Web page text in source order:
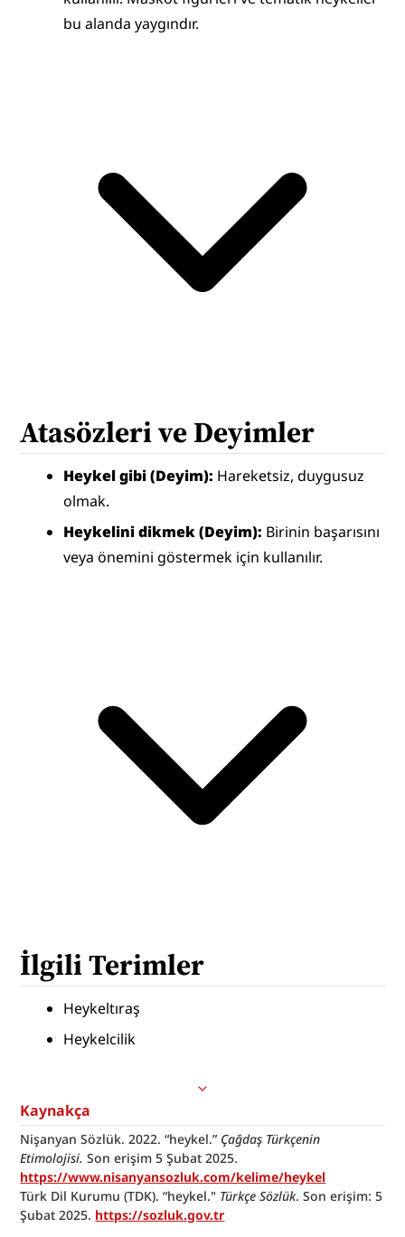
bu alanda yaygındır.
Atasözleri ve Deyimler
Heykel gibi (Deyim): Hareketsiz, duygusuz
olmak.
Heykelini dikmek (Deyim): Birinin başarısını
veya önemini göstermek için kullanılır.
İlgili Terimler
Heykeltıraş
Heykelcilik
Kaynakça
Nişanyan Sözlük. 2022. “heykel.” Çağdaş Türkçenin
Etimolojisi.
https://www.nisanyansozluk.com/kelime/heykel
Türk Dil Kurumu (TDK). “heykel." Türkçe Sözlük. Son erişim: 5
Şubat 2025. https://sozluk.gov.tr